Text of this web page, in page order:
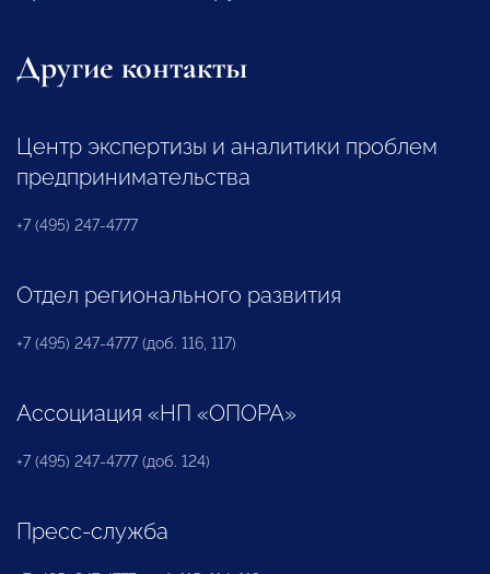
Другие контакты
Центр экспертизы и аналитики проблем
предпринимательства
+7 (495) 247-4777
Отдел регионального развития
+7 (495) 247-4777 (доб. 116, 117)
Ассоциация «НП «ОПОРА»
+7 (495) 247-4777 (доб. 124)
Пресс-служба